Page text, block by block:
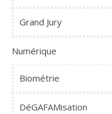
Grand Jury
Numérique
Biométrie
DéGAFAMisation